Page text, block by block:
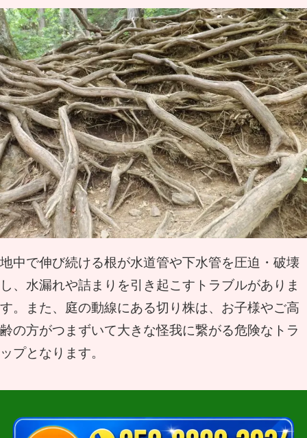
地中で伸び続ける根が水道管や下水管を圧迫・破壊
し、水漏れや詰まりを引き起こすトラブルがありま
す。また、庭の動線にある切り株は、お子様やご高
齢の方がつまずいて大きな怪我に繋がる危険なトラ
ップとなります。